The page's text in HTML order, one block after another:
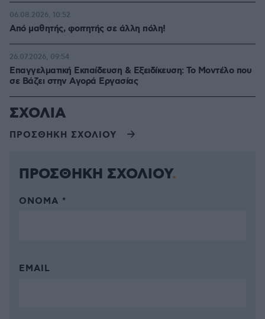
Από μαθητής, φοιτητής σε άλλη πόλη!
06.08.2026, 10:52
Επαγγελματική Εκπαίδευση & Εξειδίκευση: Το Mοντέλο που
σε Bάζει στην Aγορά Eργασίας
26.07.2026, 09:54
ΣΧΟΛΙΑ
ΠΡΟΣΘΗΚΗ ΣΧΟΛΙΟΥ
ΠΡΟΣΘΗΚΗ ΣΧΟΛΙΟΥ
ΌΝΟΜΑ *
EMAIL